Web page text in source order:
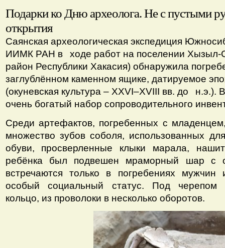
Подарки ко Дню археолога. Не с пустыми
открытия
Саянская археологическая экспедиция
ИИМК РАН в⠀ ходе работ на поселении Хызыл-
район Республики Хакасия) обнаружила
заглублённом каменном ящике, датируемое
(окуневская культура – XXVI–XVIII вв. до
н.э.).
очень богатый набор сопроводительного
Среди артефактов, погребенных с
множество зубов соболя, использованных
обуви, просверленные клыки марала,
ребёнка был подвешен мраморный шар с
встречаются только в погребениях мужчин
особый социальный статус. Под черепом
кольцо, из проволоки в несколько оборотов.